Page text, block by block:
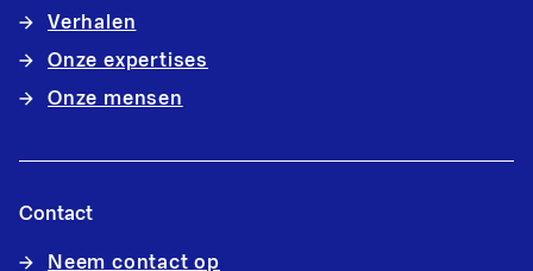
Verhalen
Onze expertises
Onze mensen
Contact
Neem contact op